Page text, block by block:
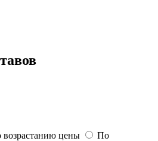
возрастанию цены
По